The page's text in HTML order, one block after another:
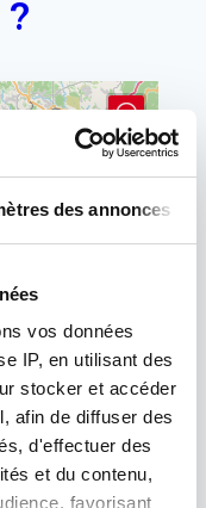
des annonces
vos données
IP, en utilisant des
stocker et accéder
afin de diffuser des
d'effectuer des
et du contenu,
favorisant
contributors